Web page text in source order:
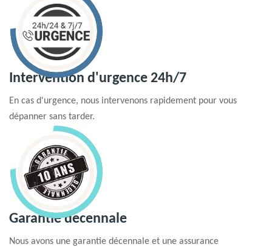
Intervention d'urgence 24h/7
En cas d'urgence, nous intervenons rapidement pour vous
dépanner sans tarder.
Garantie decennale
Nous avons une garantie décennale et une assurance